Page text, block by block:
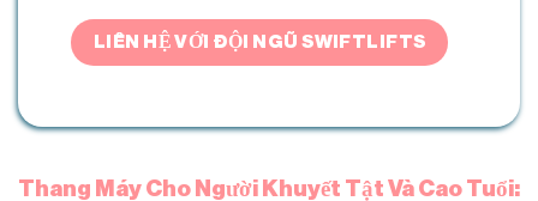
LIÊN HỆ VỚI ĐỘI NGŨ SWIFTLIFTS
Thang Máy Cho Người Khuyết Tật Và Cao Tuổi: